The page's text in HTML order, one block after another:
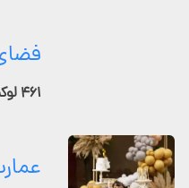
۴۶۱ لوکیشن فیلمبرداری فعال